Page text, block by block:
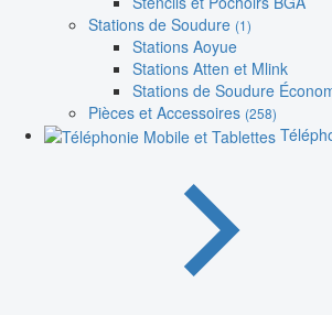
Stations de Soudure (1)
Stations Aoyue
Stations Atten et Mlink
Stations de Soudure
Pièces et Accessoires (258)